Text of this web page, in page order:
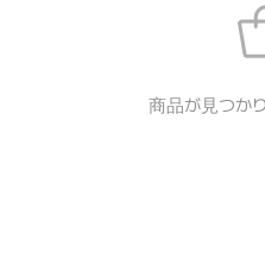
商品が見つか